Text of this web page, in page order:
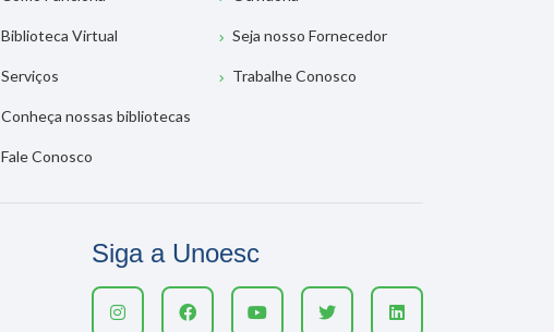
Biblioteca Virtual
Serviços
Conheça nossas bibliotecas
Fale Conosco
Seja nosso Fornecedor
Trabalhe Conosco
Siga a Unoesc